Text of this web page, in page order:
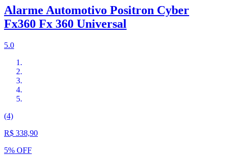
Alarme Automotivo Positron Cyber
Fx360 Fx 360 Universal
5.0
(4)
R$ 338,90
5% OFF